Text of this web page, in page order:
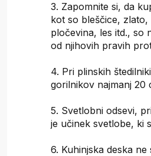
3. Zapomnite si, da
kot so bleščice,
pločevina, les itd., so
od njihovih pravih
4. Pri plinskih
gorilnikov najmanj 20
5. Svetlobni odsevi,
je učinek svetlobe, ki
6. Kuhinjska deska